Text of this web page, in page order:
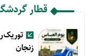
قطار
تور یک
زنجان